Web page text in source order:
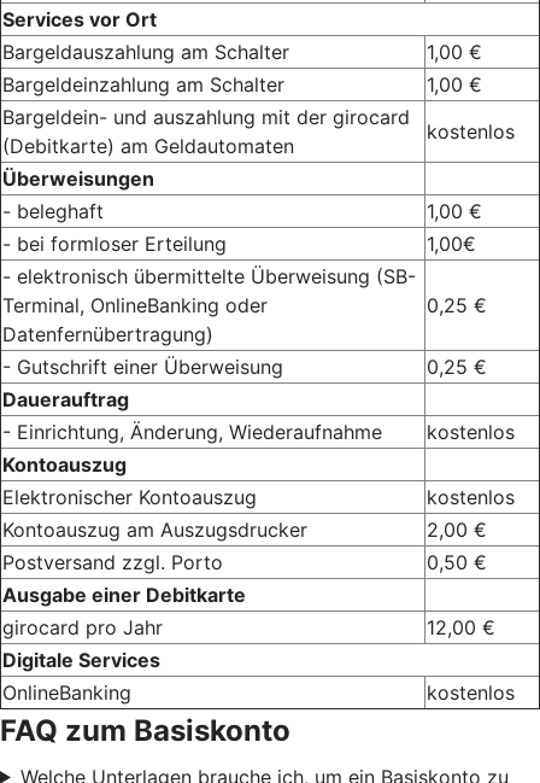
Services vor Ort
Bargeldauszahlung am Schalter
1,00 €
Bargeldeinzahlung am Schalter
1,00 €
Bargeldein- und auszahlung mit der girocard
(Debitkarte) am Geldautomaten
kostenlos
Überweisungen
- beleghaft
1,00 €
- bei formloser Erteilung
1,00€
- elektronisch übermittelte Überweisung (SB-
Terminal, OnlineBanking oder
Datenfernübertragung)
0,25 €
- Gutschrift einer Überweisung
0,25 €
Dauerauftrag
- Einrichtung, Änderung, Wiederaufnahme
kostenlos
Kontoauszug
Elektronischer Kontoauszug
kostenlos
Kontoauszug am Auszugsdrucker
2,00 €
Postversand zzgl. Porto
0,50 €
Ausgabe einer Debitkarte
girocard pro Jahr
12,00 €
Digitale Services
OnlineBanking
kostenlos
FAQ zum Basiskonto
Welche Unterlagen brauche ich, um ein Basiskonto zu